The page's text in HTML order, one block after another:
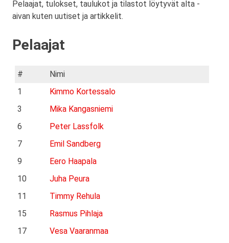
Pelaajat, tulokset, taulukot ja tilastot löytyvät alta -
aivan kuten uutiset ja artikkelit.
Pelaajat
#
Nimi
1
Kimmo Kortessalo
3
Mika Kangasniemi
6
Peter Lassfolk
7
Emil Sandberg
9
Eero Haapala
10
Juha Peura
11
Timmy Rehula
15
Rasmus Pihlaja
17
Vesa Vaaranmaa